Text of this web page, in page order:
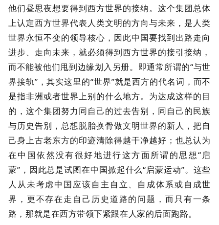
他们昼思夜想要得到西方世界的接纳。这个集团总体
上认定西方世界代表人类文明的方向与未来，是人类
世界永恒不变的领导核心，因此中国要找到出路走向
进步、走向未来，就必须得到西方世界的接引接纳，
而不能被他们甩到边缘划入另册。即通常所谓的“与世
界接轨”，其实这里的“世界”就是西方的代名词，而不
是指非洲或者世界上别的什么地方。为达成这样的目
的，这个集团努力同自己的过去告别，同自己的民族
与历史告别，总想脱胎换骨做文明世界的新人，把自
己身上古老东方的印迹清除得越干净越好；也总认为
在中国依然没有很好地进行这方面所谓的思想“启
蒙”，因此总是试图在中国掀起什么“启蒙运动”。这些
人从未考虑中国应该自主自立、自成体系或自成世
界，更不存在走自己历史道路的问题，而只有一条
路，那就是在西方带领下紧跟在人家的后面跑路。